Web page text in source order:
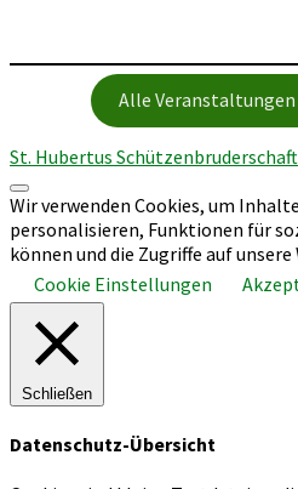
Alle Veranstaltungen
St. Hubertus Schützenbruderschaft
Nach
oben
scrollen
Wir verwenden Cookies, um
personalisieren, Funktionen für
können und die Zugriffe auf
Cookie Einstellungen
Schließen
Datenschutz-Übersicht